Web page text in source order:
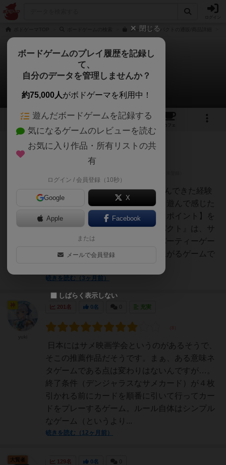
シャークインパクトの通販/商品詳細
シャークインパクト
10件のレビュー
3 10
カフェ
183名 充実
500種類以上のボードゲームを遊んできた経験
をもとにレビューしています。【遊んで感じた
面白い点・魅力】と【気になったポイント】を
まとめました。『シャークインパクト』は、サ
メカードを押しつけ合う絶叫系パーティーゲー
ム！サメを押し付け合って盛り上がるゲームで
続きを読む（3ヶ月前）
201名 0名 充実
日本にはサメ映画学会というのがあるそうで、
そこの推薦作品だそうです。まぁ、ある意味ネ
タゲームである点は変わりはないんですが…。
終了条件（デンジャラスなサメカード）が４枚
引かれる前にカードを順番に引いて行ってカー
ドをプレーするゲーム。ルール自体はシンプル
なゲーム（というより...
続きを読む（12ヶ月前）
129名 0名
大賢者
閉じる
ボードゲームのプレイ履歴を記録し
て、
自分のデータを管理しませんか？
約75,000人がボドゲーマを利用中！
遊んだボードゲームを記録する
気になるゲームのレビューを読む
お気に入り作品・所有リストの共
有
ログイン / 会員登録（10秒）
Google X
Apple Facebook
または
メールで会員登録
しばらく表示しない